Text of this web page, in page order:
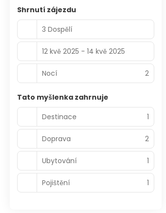
Shrnutí zájezdu
3 Dospělí
12 kvě 2025 - 14 kvě 2025
Nocí 2
Tato myšlenka zahrnuje
Destinace
1
Doprava 2
Ubytování 1
Pojištění 1